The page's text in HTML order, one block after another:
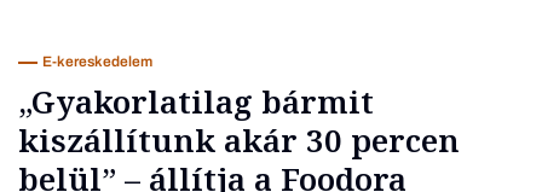
Üzlet
E-kereskedelem
„Gyakorlatilag bármit
kiszállítunk akár 30 percen
belül” – állítja a Foodora